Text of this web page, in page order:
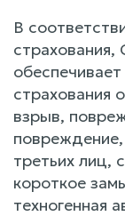
В
страхования
взрыв,
третьих лиц,
короткое
техногенная